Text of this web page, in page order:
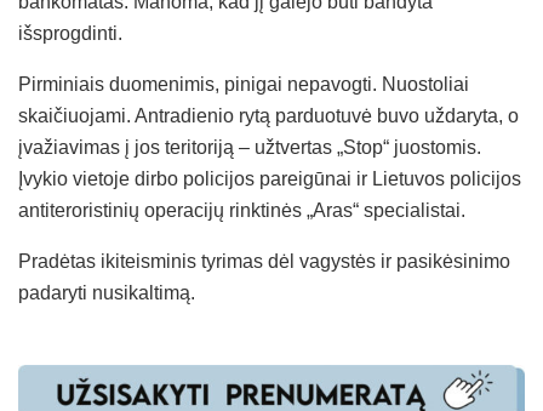
išsprogdinti.
Pirminiais duomenimis, pinigai nepavogti. Nuostoliai
skaičiuojami. Antradienio rytą parduotuvė buvo uždaryta, o
įvažiavimas į jos teritoriją – užtvertas „Stop“ juostomis.
Įvykio vietoje dirbo policijos pareigūnai ir Lietuvos policijos
antiteroristinių operacijų rinktinės „Aras“ specialistai.
Pradėtas ikiteisminis tyrimas dėl vagystės ir pasikėsinimo
padaryti nusikaltimą.